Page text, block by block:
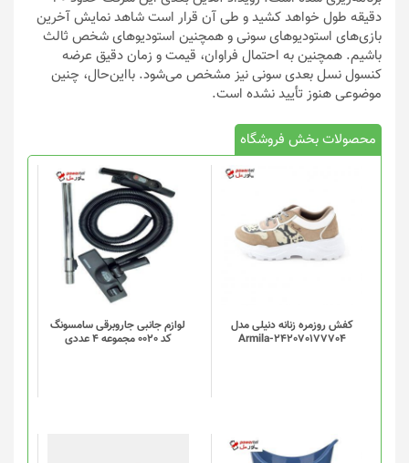
دقیقه طول خواهد کشید و طی آن قرار است شاهد نمایش آخرین
بازی‌های استودیوهای سونی و همچنین استودیوهای شخص ثالث
باشیم. همچنین به احتمال فراوان، قیمت و زمان دقیق عرضه
کنسول نسل بعدی سونی نیز مشخص می‌شود. بااین‌حال، چنین
موضوعی هنوز تأیید نشده است.
محصولات بخش فروشگاه
کفش روزمره زنانه دنیلی مدل
Armila-242070177704
لوازم جانبی جاروبرقی سامسونگ
کد 0020 مجموعه 4 عددی